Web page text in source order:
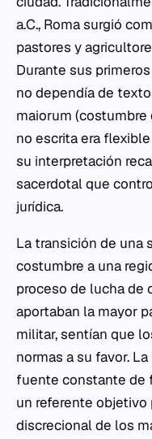
a.C., Roma surgió
pastores y
Durante sus
no dependía de
maiorum (costumbre
no escrita era
su interpretación
sacerdotal que
jurídica.
La transición de una
costumbre a una
proceso de lucha de
aportaban la mayor
militar, sentían que
normas a su favor.
fuente constante de
un referente
discrecional de los